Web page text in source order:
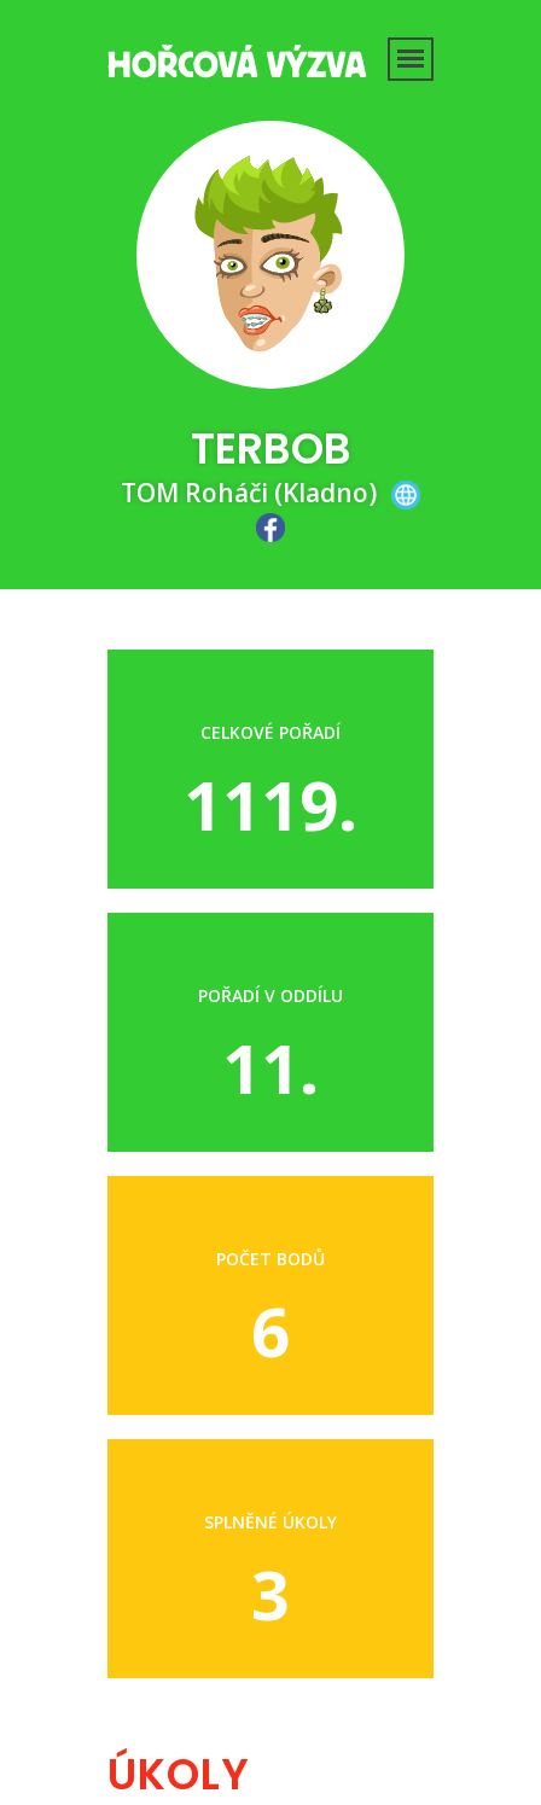
TERBOB
TOM Roháči (Kladno)
CELKOVÉ POŘADÍ
1119.
POŘADÍ V ODDÍLU
11.
POČET BODŮ
6
SPLNĚNÉ ÚKOLY
3
ÚKOLY